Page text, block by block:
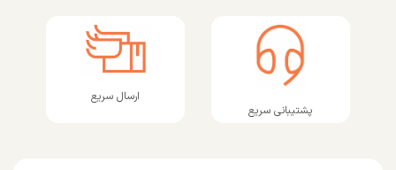
پشتیبانی سریع
ارسال سریع